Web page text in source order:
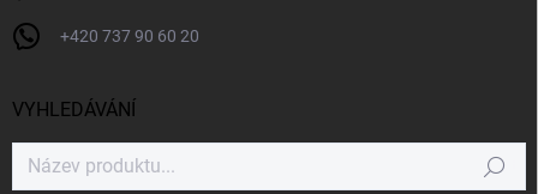
+420 737 90 60 20
VYHLEDÁVÁNÍ
Hledat